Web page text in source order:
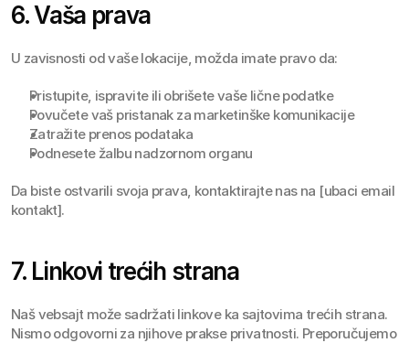
6. Vaša prava
U zavisnosti od vaše lokacije, možda imate pravo da:
Pristupite, ispravite ili obrišete vaše lične podatke
Povučete vaš pristanak za marketinške komunikacije
Zatražite prenos podataka
Podnesete žalbu nadzornom organu
Da biste ostvarili svoja prava, kontaktirajte nas na [ubaci email
kontakt].
7. Linkovi trećih strana
Naš vebsajt može sadržati linkove ka sajtovima trećih strana.
Nismo odgovorni za njihove prakse privatnosti. Preporučujemo